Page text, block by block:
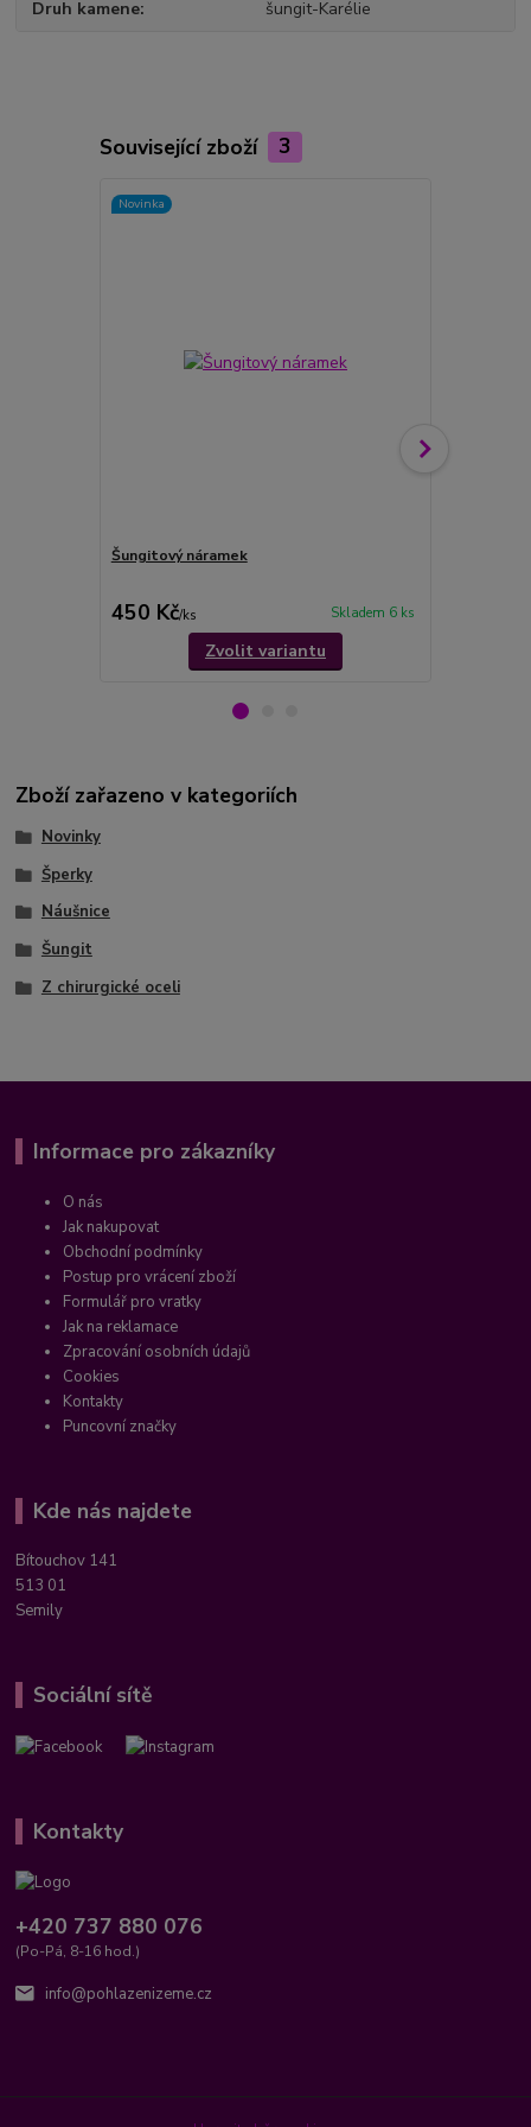
Druh kamene šungit-Karélie
Související zboží 3
Novinka
Šungitový náramek
450 Kč/ks Skladem 6 ks
Zvolit variantu
Zboží zařazeno v kategoriích
Novinky
Šperky
Náušnice
Šungit
Z chirurgické oceli
Informace pro zákazníky
O nás
Jak nakupovat
Obchodní podmínky
Postup pro vrácení zboží
Formulář pro vratky
Jak na reklamace
Zpracování osobních údajů
Cookies
Kontakty
Puncovní značky
Kde nás najdete
Bítouchov 141
513 01
Semily
Sociální sítě
Kontakty
+420 737 880 076
(Po-Pá, 8-16 hod.)
info@pohlazenizeme.cz